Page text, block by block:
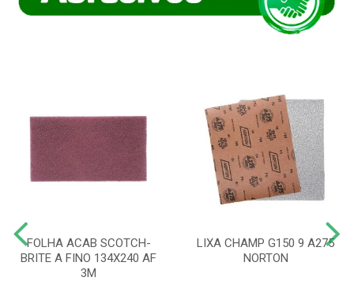
FOLHA ACAB SCOTCH-
BRITE A FINO 134X240 AF
3M
LIXA CHAMP G150 9 A275
NORTON